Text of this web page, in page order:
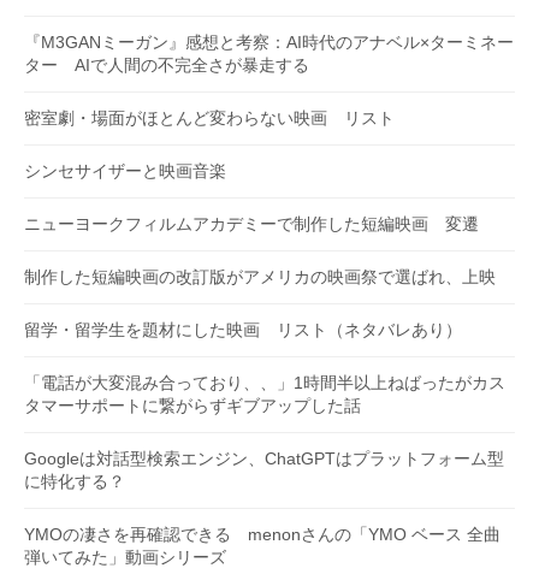
『M3GANミーガン』感想と考察：AI時代のアナベル×ターミネー
ター AIで人間の不完全さが暴走する
密室劇・場面がほとんど変わらない映画 リスト
シンセサイザーと映画音楽
ニューヨークフィルムアカデミーで制作した短編映画 変遷
制作した短編映画の改訂版がアメリカの映画祭で選ばれ、上映
留学・留学生を題材にした映画 リスト（ネタバレあり）
「電話が大変混み合っており、、」1時間半以上ねばったがカス
タマーサポートに繋がらずギブアップした話
Googleは対話型検索エンジン、ChatGPTはプラットフォーム型
に特化する？
YMOの凄さを再確認できる menonさんの「YMO ベース 全曲
弾いてみた」動画シリーズ